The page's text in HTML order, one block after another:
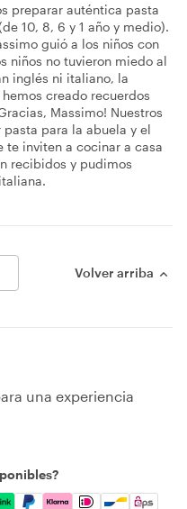
preparar auténtica pasta
10, 8, 6 y 1 año y medio).
guió a los niños con
niños no tuvieron miedo al
inglés ni italiano, la
creado recuerdos
Massimo! Nuestros
para la abuela y el
te inviten a cocinar a casa
recibidos y pudimos
Volver arriba
una experiencia
Apple Pay, Google